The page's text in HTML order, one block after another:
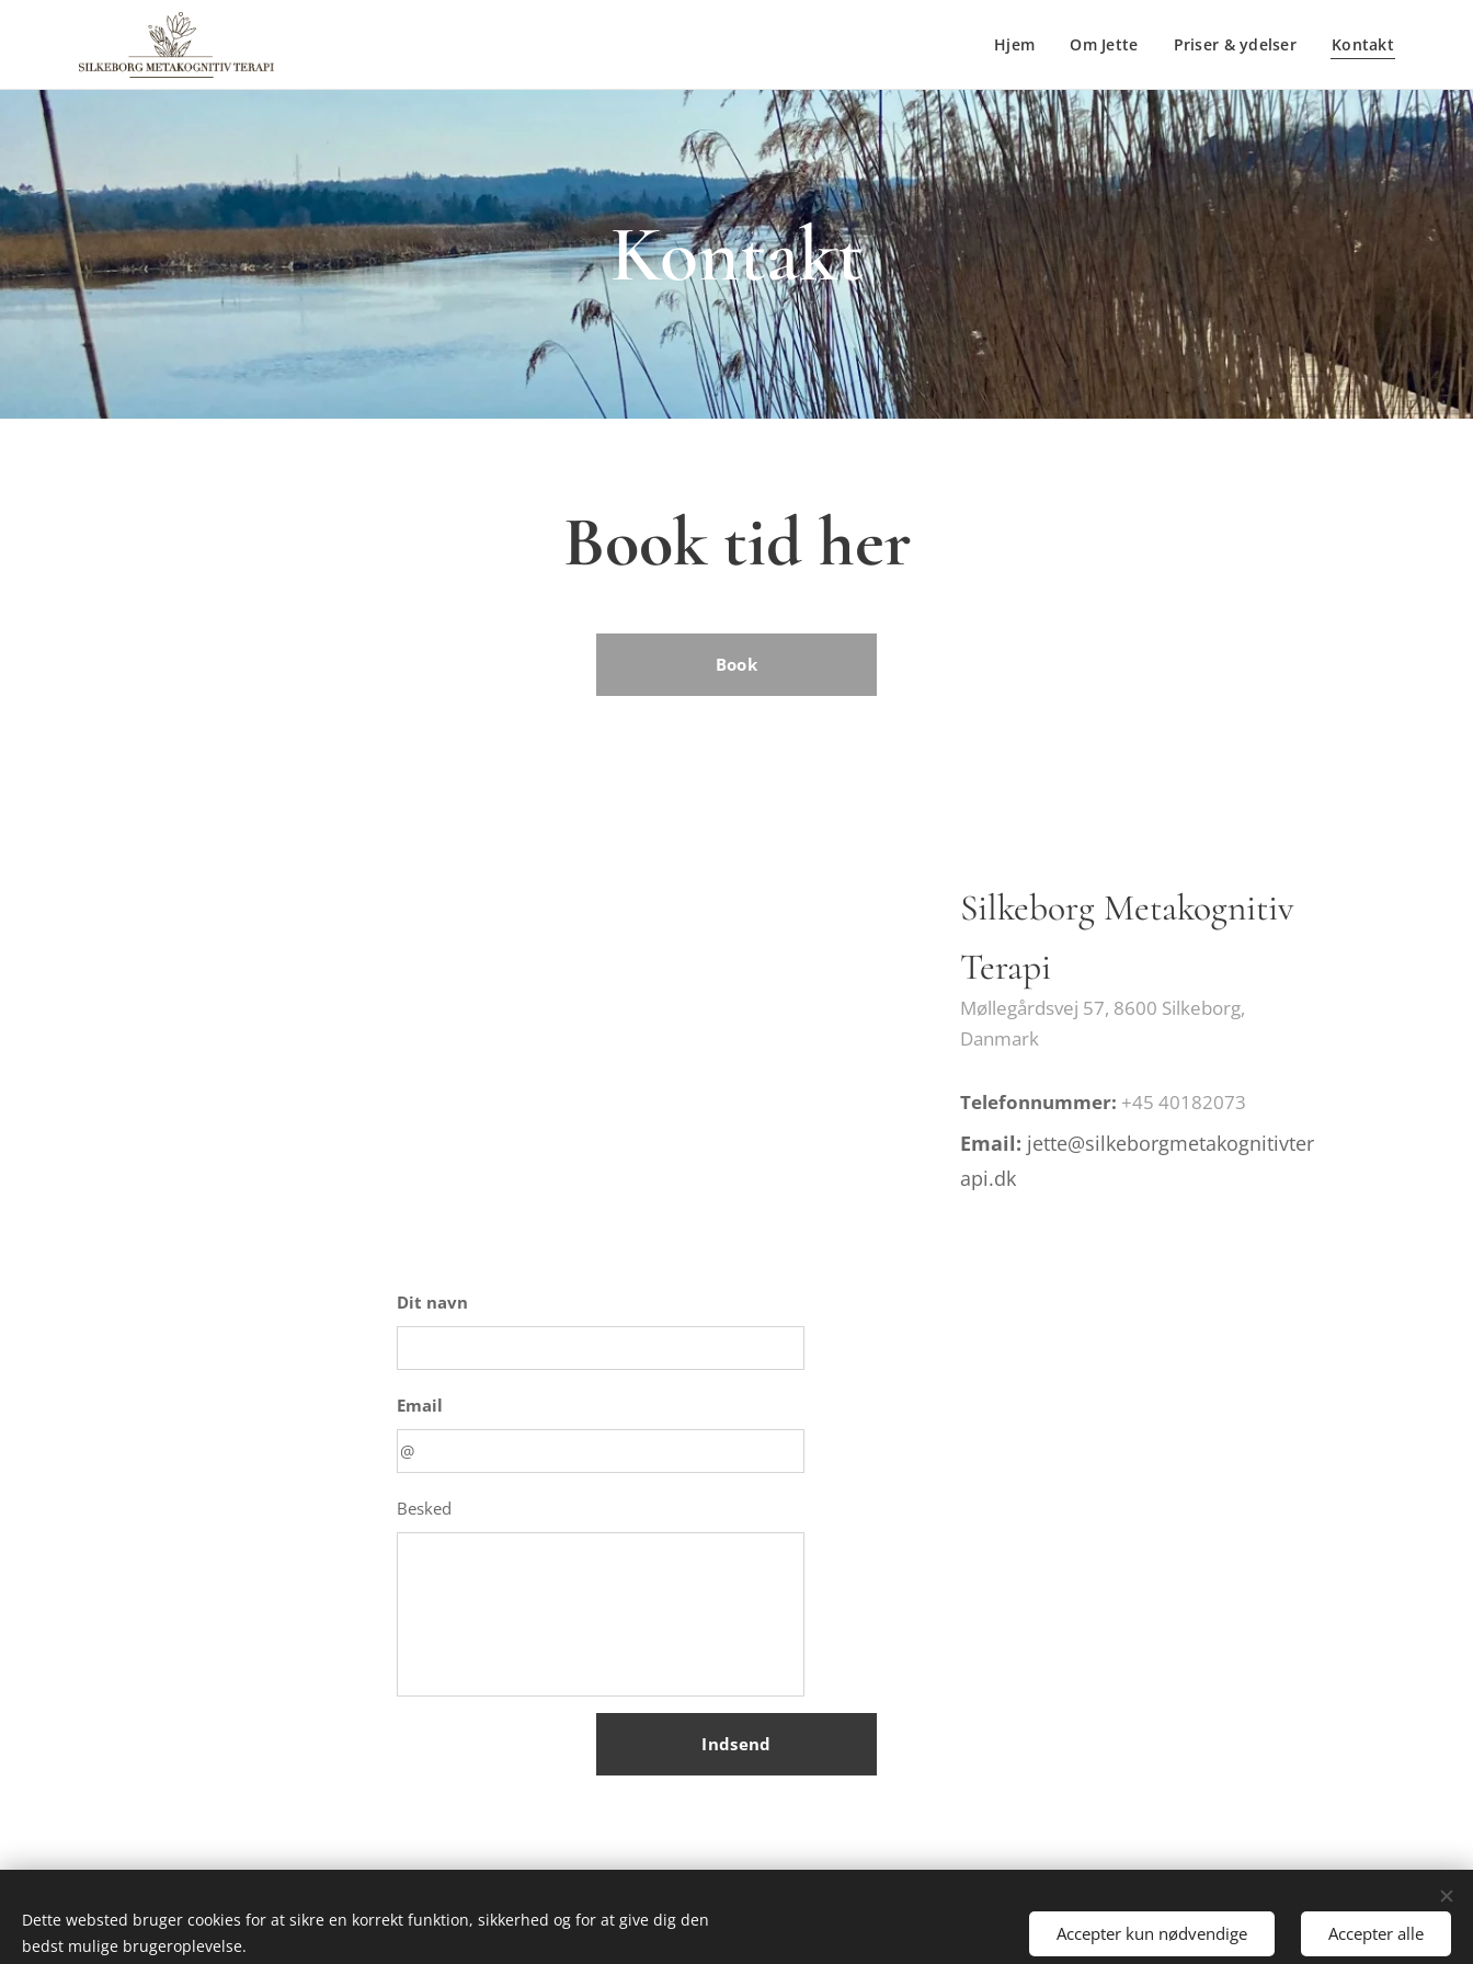
Hjem Om Jette Priser & ydelser Kontakt
Kontakt
Book tid her
Book
Silkeborg Metakognitiv
Terapi
Møllegårdsvej 57, 8600 Silkeborg,
Danmark
Telefonnummer: +45 40182073
Email: jette@silkeborgmetakognitivter
api.dk
Dit navn
Email
Besked
Indsend
© 2025 Silkeborg Metakognitiv Terapi
Dette websted bruger cookies for at sikre en korrekt funktion, sikkerhed og for at give dig den
bedst mulige brugeroplevelse.
Accepter kun nødvendige Accepter alle